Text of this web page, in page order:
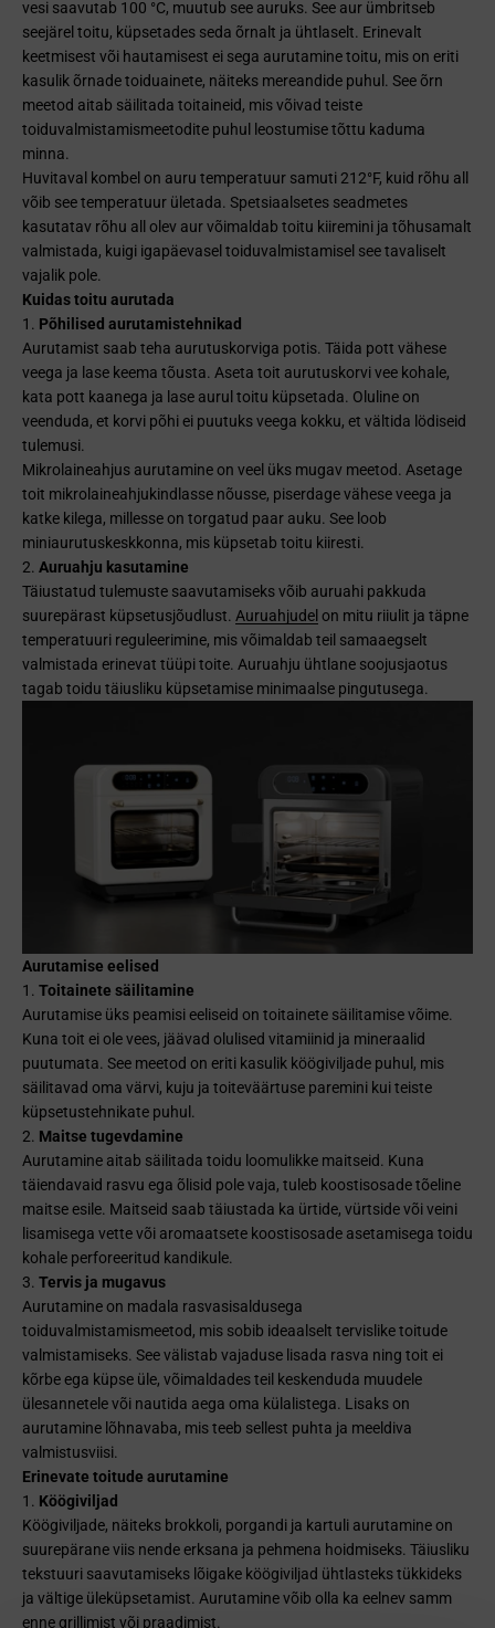
vesi saavutab 100 °C, muutub see auruks. See aur ümbritseb
seejärel toitu, küpsetades seda õrnalt ja ühtlaselt. Erinevalt
keetmisest või hautamisest ei sega aurutamine toitu, mis on eriti
kasulik õrnade toiduainete, näiteks mereandide puhul. See õrn
meetod aitab säilitada toitaineid, mis võivad teiste
toiduvalmistamismeetodite puhul leostumise tõttu kaduma
minna.
Huvitaval kombel on auru temperatuur samuti 212°F, kuid rõhu all
võib see temperatuur ületada. Spetsiaalsetes seadmetes
kasutatav rõhu all olev aur võimaldab toitu kiiremini ja tõhusamalt
valmistada, kuigi igapäevasel toiduvalmistamisel see tavaliselt
vajalik pole.
Kuidas toitu aurutada
Põhilised aurutamistehnikad
Aurutamist saab teha aurutuskorviga potis. Täida pott vähese
veega ja lase keema tõusta. Aseta toit aurutuskorvi vee kohale,
kata pott kaanega ja lase aurul toitu küpsetada. Oluline on
veenduda, et korvi põhi ei puutuks veega kokku, et vältida lödiseid
tulemusi.
Mikrolaineahjus aurutamine on veel üks mugav meetod. Asetage
toit mikrolaineahjukindlasse nõusse, piserdage vähese veega ja
katke kilega, millesse on torgatud paar auku. See loob
miniaurutuskeskkonna, mis küpsetab toitu kiiresti.
Auruahju kasutamine
Täiustatud tulemuste saavutamiseks võib auruahi pakkuda
suurepärast küpsetusjõudlust. Auruahjudel on mitu riiulit ja täpne
temperatuuri reguleerimine, mis võimaldab teil samaaegselt
valmistada erinevat tüüpi toite. Auruahju ühtlane soojusjaotus
tagab toidu täiusliku küpsetamise minimaalse pingutusega.
Aurutamise eelised
Toitainete säilitamine
Aurutamise üks peamisi eeliseid on toitainete säilitamise võime.
Kuna toit ei ole vees, jäävad olulised vitamiinid ja mineraalid
puutumata. See meetod on eriti kasulik köögiviljade puhul, mis
säilitavad oma värvi, kuju ja toiteväärtuse paremini kui teiste
küpsetustehnikate puhul.
Maitse tugevdamine
Aurutamine aitab säilitada toidu loomulikke maitseid. Kuna
täiendavaid rasvu ega õlisid pole vaja, tuleb koostisosade tõeline
maitse esile. Maitseid saab täiustada ka ürtide, vürtside või veini
lisamisega vette või aromaatsete koostisosade asetamisega toidu
kohale perforeeritud kandikule.
Tervis ja mugavus
Aurutamine on madala rasvasisaldusega
toiduvalmistamismeetod, mis sobib ideaalselt tervislike toitude
valmistamiseks. See välistab vajaduse lisada rasva ning toit ei
kõrbe ega küpse üle, võimaldades teil keskenduda muudele
ülesannetele või nautida aega oma külalistega. Lisaks on
aurutamine lõhnavaba, mis teeb sellest puhta ja meeldiva
valmistusviisi.
Erinevate toitude aurutamine
Köögiviljad
Köögiviljade, näiteks brokkoli, porgandi ja kartuli aurutamine on
suurepärane viis nende erksana ja pehmena hoidmiseks. Täiusliku
tekstuuri saavutamiseks lõigake köögiviljad ühtlasteks tükkideks
ja vältige üleküpsetamist. Aurutamine võib olla ka eelnev samm
enne grillimist või praadimist.